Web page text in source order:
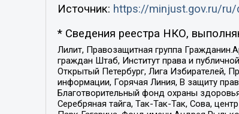
Источник: https://minjust.gov.ru/
* Сведения реестра НКО,
Лилит, Правозащитная группа
граждан Штаб, Институт права и
Открытый Петербург, Лига Избирателей,
информации, Горячая Линия, В защиту
Благотворительный фонд охраны
Серебряная тайга, Так-Так-Так, Сова,